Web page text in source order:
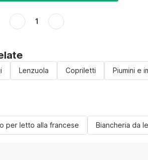
1
Lenzuola Copriletti Piumini e
per letto alla francese Biancheria da